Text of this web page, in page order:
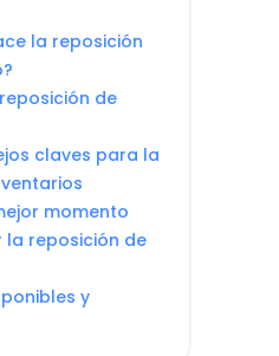
la reposición
de
claves para la
momento
la reposición de
y